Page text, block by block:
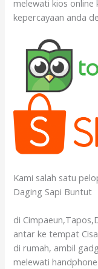
melewati kios
kepercayaan anda
Kami salah satu
Daging Sapi Buntut
di
antar ke tempat
di rumah, ambil
melewati